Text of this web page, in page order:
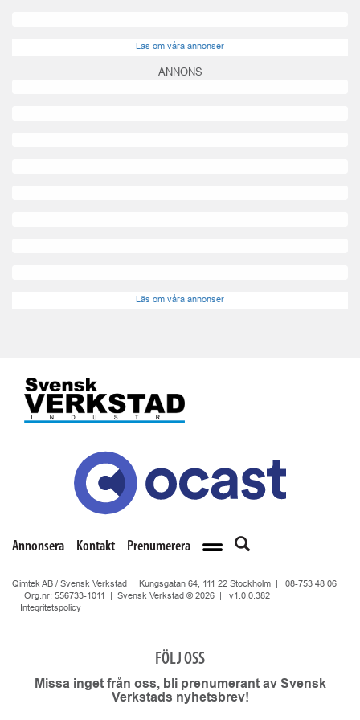
Läs om våra annonser
ANNONS
Läs om våra annonser
Annonsera Kontakt Prenumerera
Qimtek AB / Svensk Verkstad | Kungsgatan 64, 111 22 Stockholm | 08-753 48 06
| Org.nr: 556733-1011 | Svensk Verkstad © 2026 | v1.0.0.382
Integritetspolicy
FÖLJ OSS
Missa inget från oss, bli prenumerant av Svensk
Verkstads nyhetsbrev!